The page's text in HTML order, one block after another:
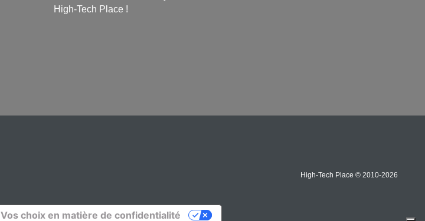
High-Tech Place !
High-Tech Place © 2010-2026
Vos choix en matière de confidentialité